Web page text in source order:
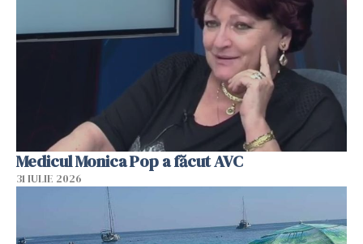
Medicul Monica Pop a făcut AVC
31 IULIE 2026